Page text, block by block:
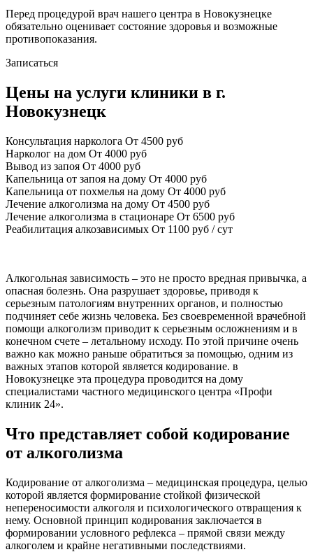
Перед процедурой врач нашего центра в Новокузнецке
обязательно оценивает состояние здоровья и возможные
противопоказания.
Записаться
Цены на услуги клиники в г.
Новокузнецк
Консультация нарколога От 4500 руб
Нарколог на дом От 4000 руб
Вывод из запоя От 4000 руб
Капельница от запоя на дому От 4000 руб
Капельница от похмелья на дому От 4000 руб
Лечение алкоголизма на дому От 4500 руб
Лечение алкоголизма в стационаре От 6500 руб
Реабилитация алкозависимых От 1100 руб / сут
Алкогольная зависимость – это не просто вредная привычка, а
опасная болезнь. Она разрушает здоровье, приводя к
серьезным патологиям внутренних органов, и полностью
подчиняет себе жизнь человека. Без своевременной врачебной
помощи алкоголизм приводит к серьезным осложнениям и в
конечном счете – летальному исходу. По этой причине очень
важно как можно раньше обратиться за помощью, одним из
важных этапов которой является кодирование. в
Новокузнецке эта процедура проводится на дому
специалистами частного медицинского центра «Профи
клиник 24».
Что представляет собой кодирование
от алкоголизма
Кодирование от алкоголизма – медицинская процедура, целью
которой является формирование стойкой физической
непереносимости алкоголя и психологического отвращения к
нему. Основной принцип кодирования заключается в
формировании условного рефлекса – прямой связи между
алкоголем и крайне негативными последствиями.